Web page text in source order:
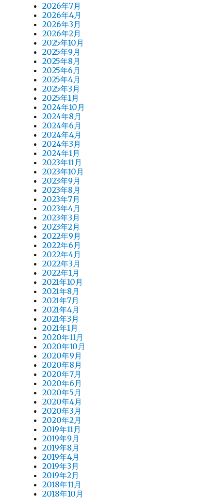
2026年7月
2026年4月
2026年3月
2026年2月
2025年10月
2025年9月
2025年8月
2025年6月
2025年4月
2025年3月
2025年1月
2024年10月
2024年8月
2024年6月
2024年4月
2024年3月
2024年1月
2023年11月
2023年10月
2023年9月
2023年8月
2023年7月
2023年4月
2023年3月
2023年2月
2022年9月
2022年6月
2022年4月
2022年3月
2022年1月
2021年10月
2021年8月
2021年7月
2021年4月
2021年3月
2021年1月
2020年11月
2020年10月
2020年9月
2020年8月
2020年7月
2020年6月
2020年5月
2020年4月
2020年3月
2020年2月
2019年11月
2019年9月
2019年8月
2019年4月
2019年3月
2019年2月
2018年11月
2018年10月